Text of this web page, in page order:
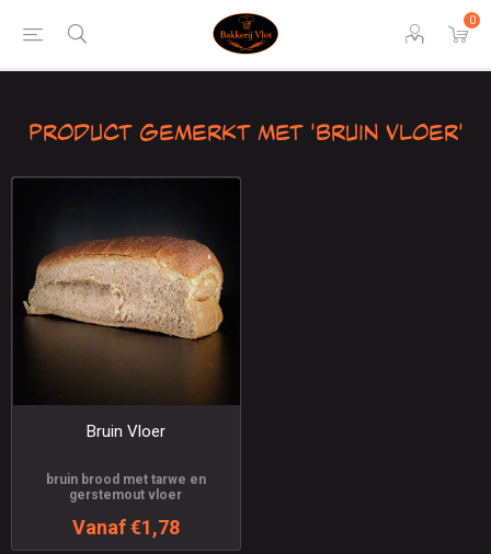
0
Product gemerkt met 'Bruin Vloer'
Bruin Vloer
bruin brood met tarwe en
gerstemout vloer
Vanaf €1,78